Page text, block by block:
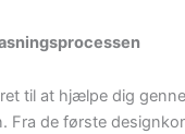
til at hjælpe dig
Fra de første